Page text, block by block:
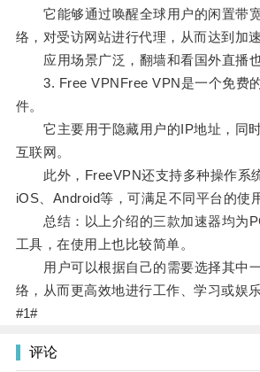
它能够通过唤醒全球用户的闲置带
络，对受访网站进行代理，从而达到加速
应用场景广泛，翻墙和看国外直播也
3. Free VPNFree VPN是一个免费
件。
它主要用于隐藏用户的IP地址，同时
互联网。
此外，FreeVPN还支持多种操作系统
iOS、Android等，可满足不同平台的使
总结：以上介绍的三款加速器均为
工具，在使用上也比较简单。
用户可以根据自己的需要选择其中
络，从而更高效地进行工作、学习或娱乐
#1#
评论